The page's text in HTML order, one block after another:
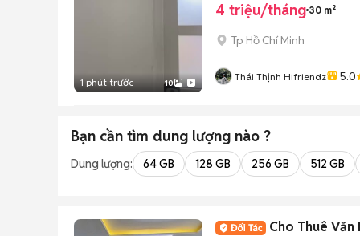
1 phút trước 10
4 triệu/tháng 30 m²
Tp Hồ Chí Minh
Thái Thịnh Hifriendz 5.0
Bạn cần tìm dung lượng nào ?
Dung lượng: 64 GB 128 GB 256 GB 512 GB
Cho Thuê Văn